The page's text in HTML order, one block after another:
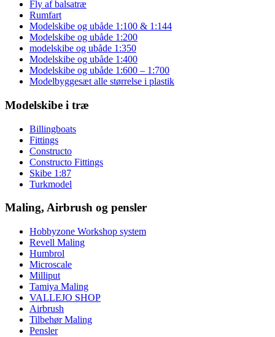
Fly af balsatræ
Rumfart
Modelskibe og ubåde 1:100 & 1:144
Modelskibe og ubåde 1:200
modelskibe og ubåde 1:350
Modelskibe og ubåde 1:400
Modelskibe og ubåde 1:600 – 1:700
Modelbyggesæt alle størrelse i plastik
Modelskibe i træ
Billingboats
Fittings
Constructo
Constructo Fittings
Skibe 1:87
Turkmodel
Maling, Airbrush og pensler
Hobbyzone Workshop system
Revell Maling
Humbrol
Microscale
Milliput
Tamiya Maling
VALLEJO SHOP
Airbrush
Tilbehør Maling
Pensler